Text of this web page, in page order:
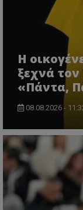
Η
ξεχνά
«Πάντα,
08.08.2026 -